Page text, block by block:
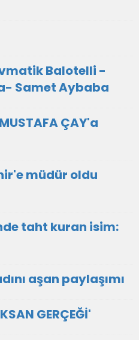
Balotelli -
Samet Aybaba
MUSTAFA ÇAY'a
müdür oldu
taht kuran isim:
aşan paylaşımı
GERÇEĞİ'